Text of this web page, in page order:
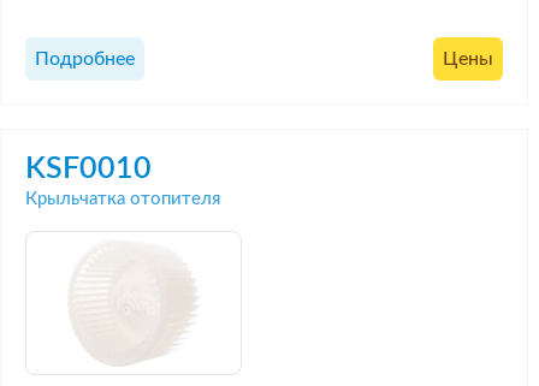
Подробнее Цены
KSF0010
Крыльчатка отопителя